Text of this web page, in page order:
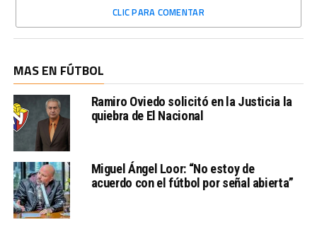
CLIC PARA COMENTAR
MAS EN FÚTBOL
Ramiro Oviedo solicitó en la Justicia la
quiebra de El Nacional
Miguel Ángel Loor: “No estoy de
acuerdo con el fútbol por señal abierta”